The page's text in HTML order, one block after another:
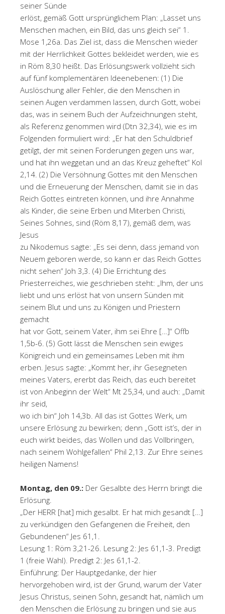
seiner Sünde
erlöst, gemäß Gott ursprünglichem Plan: „Lasset uns
Menschen machen, ein Bild, das uns gleich sei“ 1.
Mose 1,26a. Das Ziel ist, dass die Menschen wieder
mit der Herrlichkeit Gottes bekleidet werden, wie es
in Röm 8,30 heißt. Das Erlösungswerk vollzieht sich
auf fünf komplementären Ideenebenen: (1) Die
Auslöschung aller Fehler, die den Menschen in
seinen Augen verdammen lassen, durch Gott, wobei
das, was in seinem Buch der Aufzeichnungen steht,
als Referenz genommen wird (Dtn 32,34), wie es im
Folgenden formuliert wird: „Er hat den Schuldbrief
getilgt, der mit seinen Forderungen gegen uns war,
und hat ihn weggetan und an das Kreuz geheftet“ Kol
2,14. (2) Die Versöhnung Gottes mit den Menschen
und die Erneuerung der Menschen, damit sie in das
Reich Gottes eintreten können, und ihre Annahme
als Kinder, die seine Erben und Miterben Christi,
Seines Sohnes, sind (Röm 8,17), gemäß dem, was
Jesus
zu Nikodemus sagte: „Es sei denn, dass jemand von
Neuem geboren werde, so kann er das Reich Gottes
nicht sehen“ Joh 3,3. (4) Die Errichtung des
Priesterreiches, wie geschrieben steht: „Ihm, der uns
liebt und uns erlöst hat von unsern Sünden mit
seinem Blut und uns zu Königen und Priestern
gemacht
hat vor Gott, seinem Vater, ihm sei Ehre […]“ Offb
1,5b-6. (5) Gott lässt die Menschen sein ewiges
Königreich und ein gemeinsames Leben mit ihm
erben. Jesus sagte: „Kommt her, ihr Gesegneten
meines Vaters, ererbt das Reich, das euch bereitet
ist von Anbeginn der Welt“ Mt 25,34, und auch: „Damit
ihr seid,
wo ich bin“ Joh 14,3b. All das ist Gottes Werk, um
unsere Erlösung zu bewirken; denn „Gott ist’s, der in
euch wirkt beides, das Wollen und das Vollbringen,
nach seinem Wohlgefallen“ Phil 2,13. Zur Ehre seines
heiligen Namens!
Montag, den 09.: Der Gesalbte des Herrn bringt die
Erlösung.
„Der HERR [hat] mich gesalbt. Er hat mich gesandt […]
zu verkündigen den Gefangenen die Freiheit, den
Gebundenen“ Jes 61,1.
Lesung 1: Röm 3,21-26. Lesung 2: Jes 61,1-3. Predigt
1 (freie Wahl). Predigt 2: Jes 61,1-2.
Einführung: Der Hauptgedanke, der hier
hervorgehoben wird, ist der Grund, warum der Vater
Jesus Christus, seinen Sohn, gesandt hat, nämlich um
den Menschen die Erlösung zu bringen und sie aus